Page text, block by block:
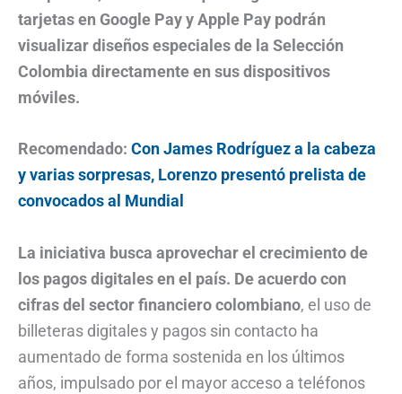
tarjetas en Google Pay y Apple Pay podrán
visualizar diseños especiales de la Selección
Colombia directamente en sus dispositivos
móviles.
Recomendado: Con James Rodríguez a la cabeza
y varias sorpresas, Lorenzo presentó prelista de
convocados al Mundial
La iniciativa busca aprovechar el crecimiento de
los pagos digitales en el país. De acuerdo con
cifras del sector financiero colombiano, el uso de
billeteras digitales y pagos sin contacto ha
aumentado de forma sostenida en los últimos
años, impulsado por el mayor acceso a teléfonos